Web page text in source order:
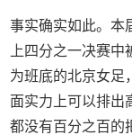
事实确实如此。本
上四分之一决赛
为班底的北京女足
面实力上可以排出
都没有百分之百的